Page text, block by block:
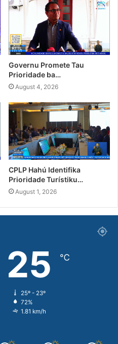
Governu Promete Tau
Prioridade ba…
August 4, 2026
CPLP Hahú Identifika
Prioridade Turístiku…
August 1, 2026
25 ℃
25º - 23º
72%
1.81 km/h